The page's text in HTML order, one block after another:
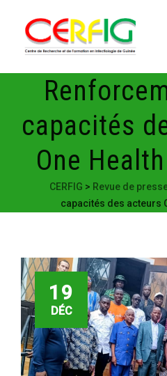
capacités
One
CERFIG > Revue de
capacités des acteurs
19
DÉC